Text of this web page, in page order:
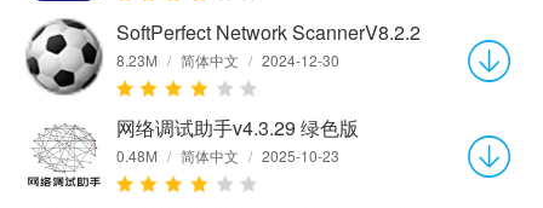
SoftPerfect Network ScannerV8.2.2
8.23M / 简体中文 / 2024-12-30
网络调试助手v4.3.29 绿色版
0.48M / 简体中文 / 2025-10-23